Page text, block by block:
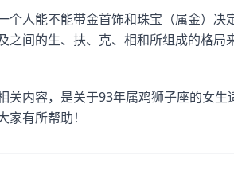
个人能不能带金首饰和珠宝（属金）
之间的生、扶、克、相和所组成的格局
关内容，是关于93年属鸡狮子座的女
有所帮助！